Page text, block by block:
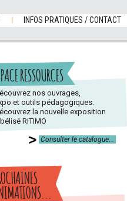
INFOS PRATIQUES / CONTACT
RESSOURCES
nos ouvrages,
et outils pédagogiques.
la nouvelle exposition
RITIMO
Consulter le catalogue...